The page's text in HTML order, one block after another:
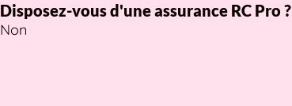
Disposez-vous d'une assurance RC Pro ?
Non